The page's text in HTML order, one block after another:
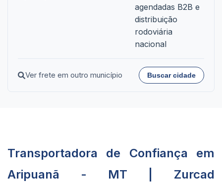
agendadas B2B e
distribuição
rodoviária
nacional
Ver frete em outro município Buscar cidade
Transportadora de Confiança em
Aripuanã - MT | Zurcad